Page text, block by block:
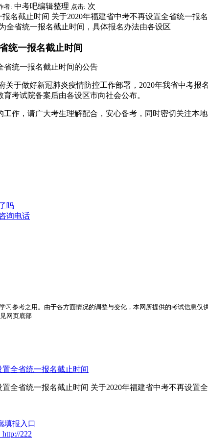
者: 中考吧编辑整理 点击: 次
名截止时间 关于2020年福建省中考不再设置全省统一
全省统一报名截止时间，具体报名办法由各设区
统一报名截止时间
省统一报名截止时间的公告
关于做好新冠肺炎疫情防控工作部署，2020年我省中考
考试院备案后由各设区市向社会公布。
作，请广大考生理解配合，安心备考，同时密切关注本
吗
询电话
习参考之用。由于各方面情况的调整与变化，本网所提供的考试信息
网页底部
置全省统一报名截止时间
置全省统一报名截止时间 关于2020年福建省中考不再设置
填报入口
222